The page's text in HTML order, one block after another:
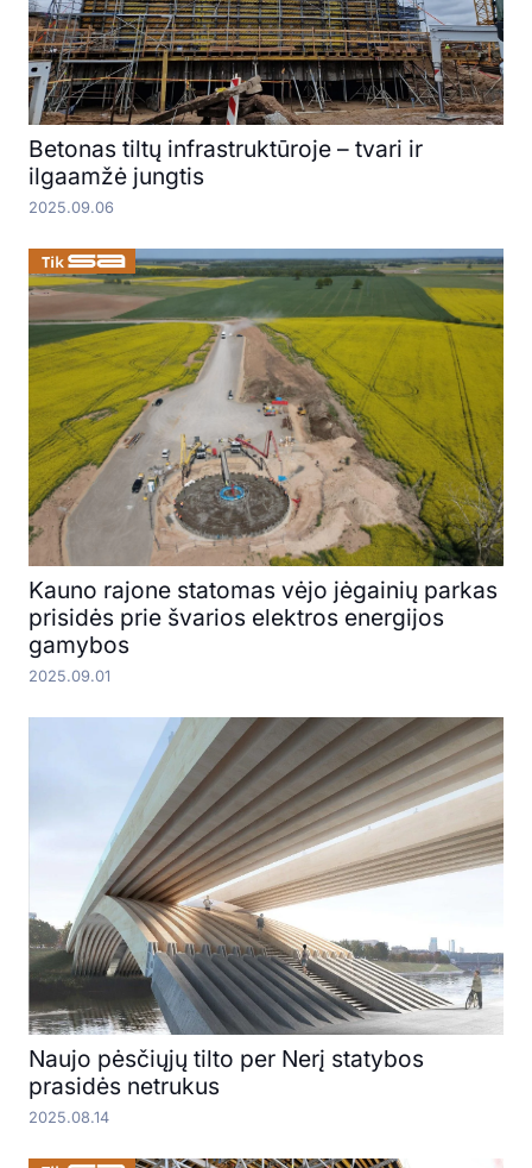
Betonas tiltų infrastruktūroje – tvari ir
ilgaamžė jungtis
2025.09.06
Kauno rajone statomas vėjo jėgainių parkas
prisidės prie švarios elektros energijos
gamybos
2025.09.01
Naujo pėsčiųjų tilto per Nerį statybos
prasidės netrukus
2025.08.14